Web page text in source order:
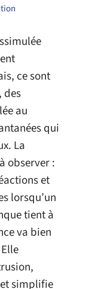
ce sont
des
au
qui
La
observer :
et
lorsqu’un
tient à
va bien
simplifie